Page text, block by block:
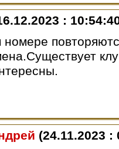
:
(24.11.2023 :